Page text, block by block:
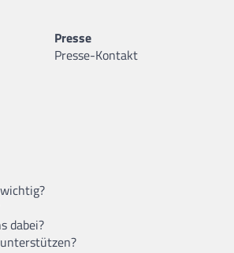
Presse
Presse-Kontakt
dabei?